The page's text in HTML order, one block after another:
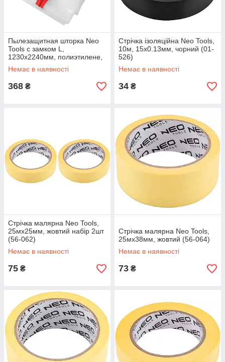
Пылезащитная шторка Neo
Tools с замком L,
1230x2240мм, полиэтилене,
боковой замок, прозрачная
(49-800)
Немає в наявності
368 ₴
Стрічка ізоляційна Neo Tools,
10м, 15x0.13мм, чорний (01-
526)
Немає в наявності
34 ₴
Стрічка малярна Neo Tools,
25мх25мм, жовтий набір 2шт
(56-062)
Немає в наявності
75 ₴
Стрічка малярна Neo Tools,
25мх38мм, жовтий (56-064)
Немає в наявності
73 ₴